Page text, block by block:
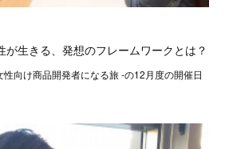
が生きる、発想のフレームワークとは？
向け商品開発者になる旅 -の12月度の開催日